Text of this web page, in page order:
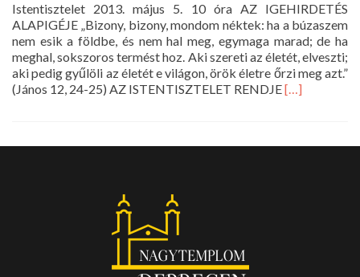
Istentisztelet 2013. május 5. 10 óra AZ IGEHIRDETÉS
ALAPIGÉJE „Bizony, bizony, mondom néktek: ha a búzaszem
nem esik a földbe, és nem hal meg, egymaga marad; de ha
meghal, sokszoros termést hoz. Aki szereti az életét, elveszti;
aki pedig gyűlöli az életét e világon, örök életre őrzi meg azt.”
(János 12, 24-25) AZ ISTENTISZTELET RENDJERead
[…]